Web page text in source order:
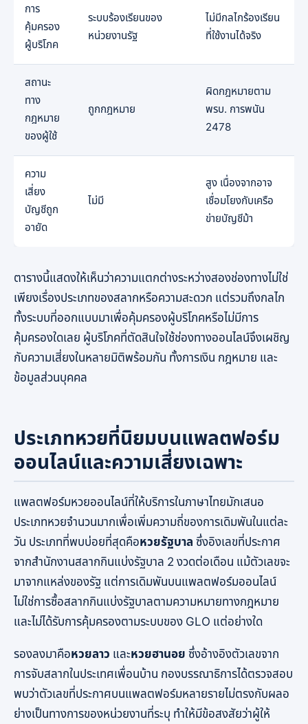
การ
คุ้มครอง
ผู้บริโภค
ระบบร้องเรียนของ
หน่วยงานรัฐ
ไม่มีกลไกร้องเรียน
ที่ใช้งานได้จริง
สถานะ
ทาง
กฎหมาย
ของผู้ใช้
ถูกกฎหมาย
ผิดกฎหมายตาม
พรบ. การพนัน
2478
ความ
เสี่ยง
บัญชีถูก
อายัด
ไม่มี
สูง เนื่องจากอาจ
เชื่อมโยงกับเครือ
ข่ายบัญชีม้า
ตารางนี้แสดงให้เห็นว่าความแตกต่างระหว่างสองช่องทางไม่ใช่
เพียงเรื่องประเภทของสลากหรือความสะดวก แต่รวมถึงกลไก
ทั้งระบบที่ออกแบบมาเพื่อคุ้มครองผู้บริโภคหรือไม่มีการ
คุ้มครองใดเลย ผู้บริโภคที่ตัดสินใจใช้ช่องทางออนไลน์จึงเผชิญ
กับความเสี่ยงในหลายมิติพร้อมกัน ทั้งการเงิน กฎหมาย และ
ข้อมูลส่วนบุคคล
ประเภทหวยที่นิยมบนแพลตฟอร์ม
ออนไลน์และความเสี่ยงเฉพาะ
แพลตฟอร์มหวยออนไลน์ที่ให้บริการในภาษาไทยมักเสนอ
ประเภทหวยจำนวนมากเพื่อเพิ่มความถี่ของการเดิมพันในแต่ละ
วัน ประเภทที่พบบ่อยที่สุดคือหวยรัฐบาลซึ่งอิงเลขที่ประกาศ
จากสำนักงานสลากกินแบ่งรัฐบาล 2 งวดต่อเดือน แม้ตัวเลขจะ
มาจากแหล่งของรัฐ แต่การเดิมพันบนแพลตฟอร์มออนไลน์
ไม่ใช่การซื้อสลากกินแบ่งรัฐบาลตามความหมายทางกฎหมาย
และไม่ได้รับการคุ้มครองตามระบบของ GLO แต่อย่างใด
รองลงมาคือหวยลาว และหวยฮานอยซึ่งอ้างอิงตัวเลขจาก
การจับสลากในประเทศเพื่อนบ้าน กองบรรณาธิการได้ตรวจสอบ
พบว่าตัวเลขที่ประกาศบนแพลตฟอร์มหลายรายไม่ตรงกับผลอ
ย่างเป็นทางการของหน่วยงานที่ระบุ ทำให้มีข้อสงสัยว่าผู้ให้